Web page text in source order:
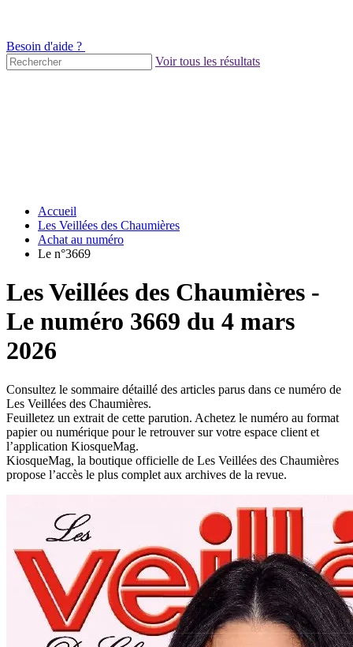
Besoin d'aide ?
Voir tous les résultats
Accueil
Les Veillées des Chaumières
Achat au numéro
Le n°3669
Les Veillées des Chaumières -
Le numéro 3669 du 4 mars
2026
Consultez le sommaire détaillé des articles parus dans ce numéro de
Les Veillées des Chaumières.
Feuilletez un extrait de cette parution. Achetez le numéro au format
papier ou numérique pour le retrouver sur votre espace client et
l’application KiosqueMag.
KiosqueMag, la boutique officielle de Les Veillées des Chaumières
propose l’accès le plus complet aux archives de la revue.